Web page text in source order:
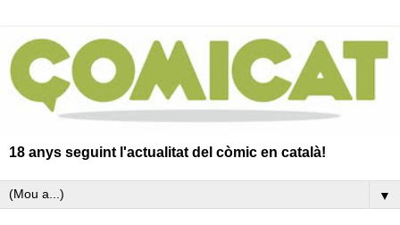
18 anys seguint l'actualitat del còmic en català!
▼